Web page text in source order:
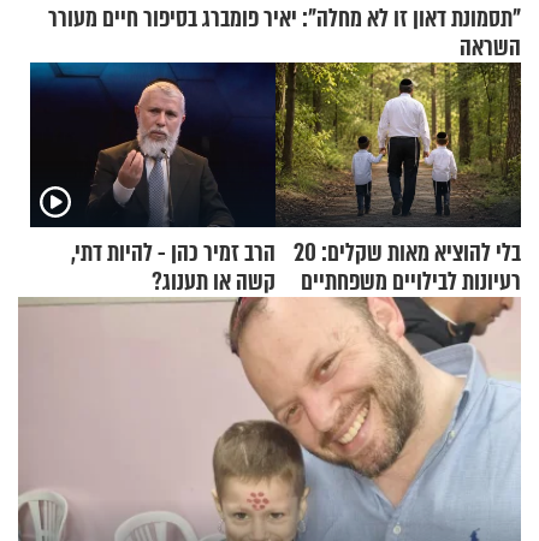
"תסמונת דאון זו לא מחלה": יאיר פומברג בסיפור חיים מעורר
השראה
בלי להוציא מאות שקלים: 20
רעיונות לבילויים משפחתיים
כמעט בחינם
הרב זמיר כהן - להיות דתי,
קשה או תענוג?